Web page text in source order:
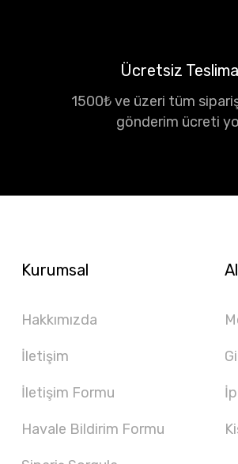
Ücretsiz
1500₺ ve üzeri tüm
gönderim ücreti
Kurumsal
Hakkımızda
İletişim
İletişim Formu
Havale Bildirim Formu